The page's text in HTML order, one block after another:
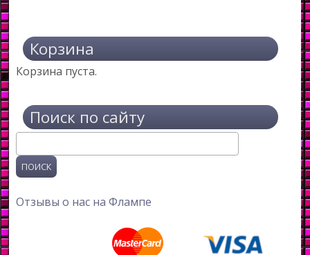
Корзина
Корзина пуста.
Поиск по сайту
Отзывы о нас на Флампе